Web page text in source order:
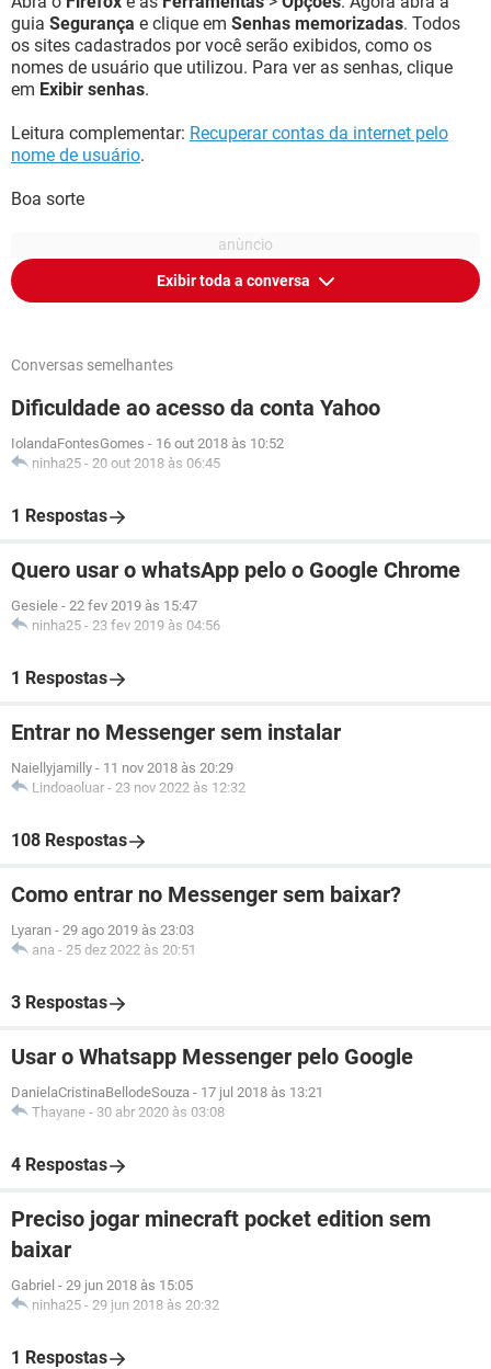
guia Segurança e clique em Senhas memorizadas. Todos
os sites cadastrados por você serão exibidos, como os
nomes de usuário que utilizou. Para ver as senhas, clique
em Exibir senhas.
Leitura complementar: Recuperar contas da internet pelo
nome de usuário.
Boa sorte
Exibir toda a conversa
Conversas semelhantes
Dificuldade ao acesso da conta Yahoo
IolandaFontesGomes - 16 out 2018 às 10:52
ninha25 - 20 out 2018 às 06:45
1 Respostas
Quero usar o whatsApp pelo o Google Chrome
Gesiele - 22 fev 2019 às 15:47
ninha25 - 23 fev 2019 às 04:56
1 Respostas
Entrar no Messenger sem instalar
Naiellyjamilly - 11 nov 2018 às 20:29
Lindoaoluar - 23 nov 2022 às 12:32
108 Respostas
Como entrar no Messenger sem baixar?
Lyaran - 29 ago 2019 às 23:03
ana - 25 dez 2022 às 20:51
3 Respostas
Usar o Whatsapp Messenger pelo Google
DanielaCristinaBellodeSouza - 17 jul 2018 às 13:21
Thayane - 30 abr 2020 às 03:08
4 Respostas
Preciso jogar minecraft pocket edition sem
baixar
Gabriel - 29 jun 2018 às 15:05
ninha25 - 29 jun 2018 às 20:32
1 Respostas